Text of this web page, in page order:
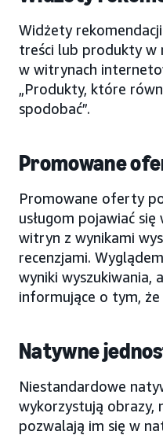
Widżety
treści lub produkty w
w witrynach
„Produkty, które
spodobać”.
Promowane
Promowane oferty
usługom pojawiać się
witryn z wynikami
recenzjami.
wyniki wyszukiwania,
informujące o tym, że
Natywne
Niestandardowe
wykorzystują obrazy,
pozwalają im się w